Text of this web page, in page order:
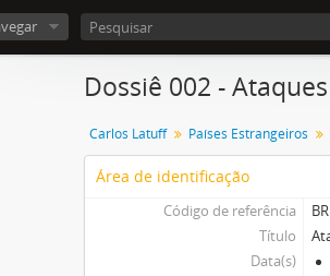
Dossiê 002 -
Carlos Latuff Países Estrangeiros
Área de identificação
Código de referência
Título
Data(s)